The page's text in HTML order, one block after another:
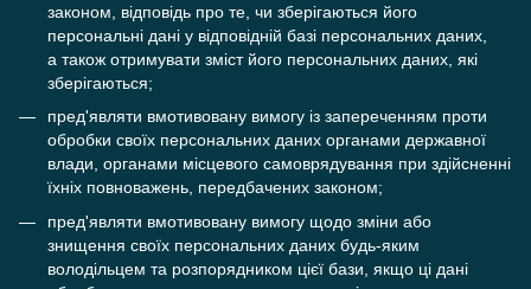
законом, відповідь про те, чи зберігаються його
персональні дані у відповідній базі персональних даних,
а також отримувати зміст його персональних даних, які
зберігаються;
пред'являти вмотивовану вимогу із запереченням проти
обробки своїх персональних даних органами державної
влади, органами місцевого самоврядування при здійсненні
їхніх повноважень, передбачених законом;
пред'являти вмотивовану вимогу щодо зміни або
знищення своїх персональних даних будь-яким
володільцем та розпорядником цієї бази, якщо ці дані